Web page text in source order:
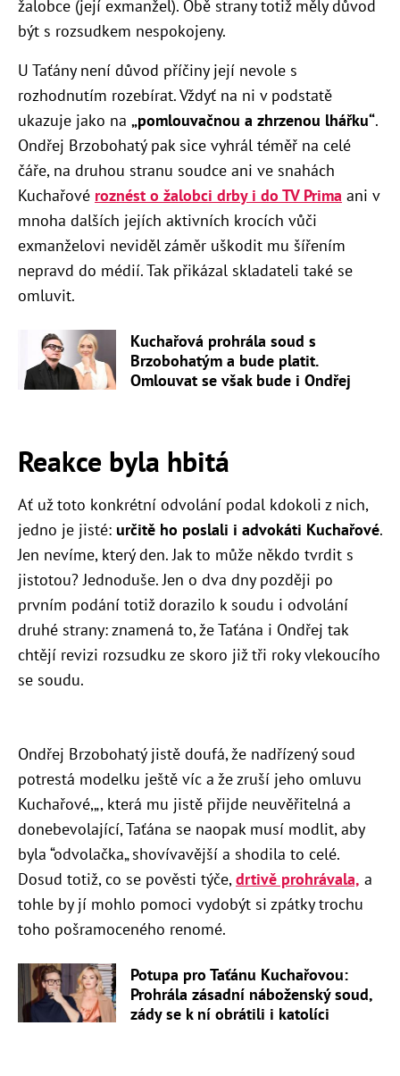
žalobce (její exmanžel). Obě strany totiž měly důvod
být s rozsudkem nespokojeny.
U Taťány není důvod příčiny její nevole s
rozhodnutím rozebírat. Vždyť na ni v podstatě
ukazuje jako na „pomlouvačnou a zhrzenou lhářku“.
Ondřej Brzobohatý pak sice vyhrál téměř na celé
čáře, na druhou stranu soudce ani ve snahách
Kuchařové roznést o žalobci drby i do TV Prima ani v
mnoha dalších jejích aktivních krocích vůči
exmanželovi neviděl záměr uškodit mu šířením
nepravd do médií. Tak přikázal skladateli také se
omluvit.
Kuchařová prohrála soud s
Brzobohatým a bude platit.
Omlouvat se však bude i Ondřej
Reakce byla hbitá
Ať už toto konkrétní odvolání podal kdokoli z nich,
jedno je jisté: určitě ho poslali i advokáti Kuchařové.
Jen nevíme, který den. Jak to může někdo tvrdit s
jistotou? Jednoduše. Jen o dva dny později po
prvním podání totiž dorazilo k soudu i odvolání
druhé strany: znamená to, že Taťána i Ondřej tak
chtějí revizi rozsudku ze skoro již tři roky vlekoucího
se soudu.
Ondřej Brzobohatý jistě doufá, že nadřízený soud
potrestá modelku ještě víc a že zruší jeho omluvu
Kuchařové,„, která mu jistě přijde neuvěřitelná a
donebevolající, Taťána se naopak musí modlit, aby
byla “odvolačka„ shovívavější a shodila to celé.
Dosud totiž, co se pověsti týče,drtivě prohrávala, a
tohle by jí mohlo pomoci vydobýt si zpátky trochu
toho pošramoceného renomé.
Potupa pro Taťánu Kuchařovou:
Prohrála zásadní náboženský soud,
zády se k ní obrátili i katolíci